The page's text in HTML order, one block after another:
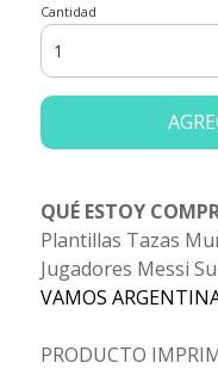
Cantidad
QUÉ ESTOY
Plantillas Tazas
Jugadores Messi
VAMOS
PRODUCTO